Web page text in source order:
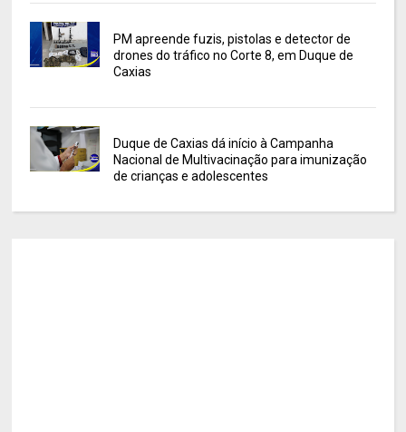
PM apreende fuzis, pistolas e detector de
drones do tráfico no Corte 8, em Duque de
Caxias
Duque de Caxias dá início à Campanha
Nacional de Multivacinação para imunização
de crianças e adolescentes